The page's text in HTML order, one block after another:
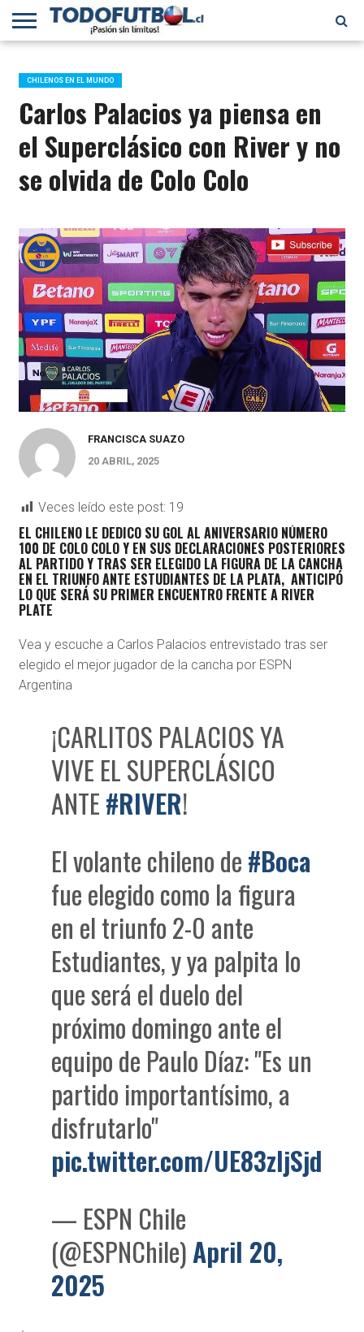
PRIMERA
B
SELECCIÓN
CHILENA
CHILENOS
EN EL
MUNDO
FÚTBOL
INTERNACIONAL
CHILENOS EN EL MUNDO
Carlos Palacios ya piensa en
el Superclásico con River y no
se olvida de Colo Colo
FRANCISCA SUAZO
20 ABRIL, 2025
Veces leído este post: 19
EL CHILENO LE DEDICO SU GOL AL ANIVERSARIO NÚMERO
100 DE COLO COLO Y EN SUS DECLARACIONES POSTERIORES
AL PARTIDO Y TRAS SER ELEGIDO LA FIGURA DE LA CANCHA
EN EL TRIUNFO ANTE ESTUDIANTES DE LA PLATA, ANTICIPÓ
LO QUE SERÁ SU PRIMER ENCUENTRO FRENTE A RIVER
PLATE
Vea y escuche a Carlos Palacios entrevistado tras ser
elegido el mejor jugador de la cancha por ESPN
Argentina
¡CARLITOS PALACIOS YA
VIVE EL SUPERCLÁSICO
ANTE#RIVER!
El volante chileno de#Boca
fue elegido como la figura
en el triunfo 2-0 ante
Estudiantes, y ya palpita lo
que será el duelo del
próximo domingo ante el
equipo de Paulo Díaz: "Es un
partido importantísimo, a
disfrutarlo"
pic.twitter.com/UE83zljSjd
— ESPN Chile
(@ESPNChile)April 20,
2025